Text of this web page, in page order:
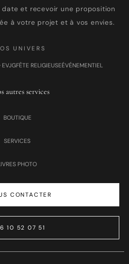
et recevoir une proposition
à votre projet et à vos envies.
UNIVERS
EVJGFÊTE RELIGIEUSEÉVÉNEMENTIEL
autres services
BOUTIQUE
SERVICES
PHOTO
CONTACTER
10 52 07 51